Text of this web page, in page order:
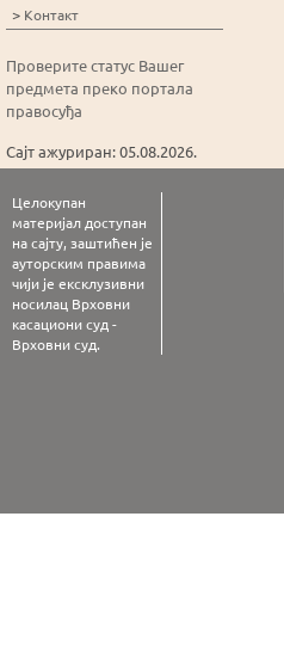
> Контакт
Проверите статус Вашег
предмета преко портала
правосуђа
Сајт ажуриран: 05.08.2026.
Целокупан
материјал доступан
на сајту, заштићен је
ауторским правима
чији је ексклузивни
носилац Врховни
касациони суд -
Врховни суд.